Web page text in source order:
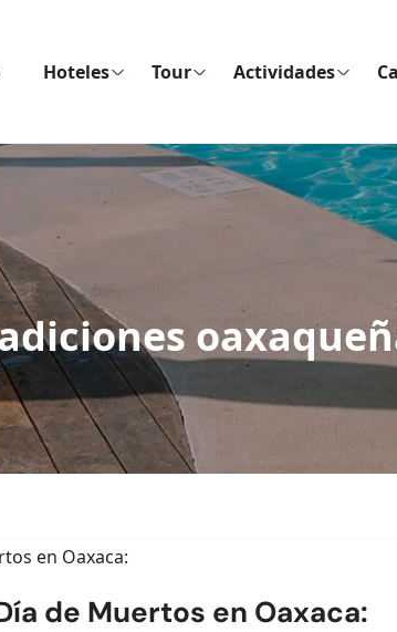
Hoteles Tour Actividades
de Muertos en Oaxaca: